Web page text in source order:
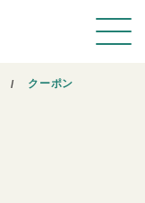
クーポン